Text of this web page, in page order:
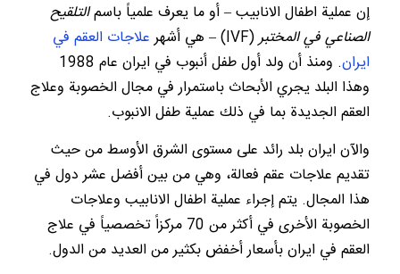
إن عملية اطفال الانابيب – أو ما يعرف علمياً باسمالتلقيح
الصناعي في المختبر(IVF) – هي أشهر
علاجات العقم في
ايران
. ومنذ أن ولد أول طفل أنبوب في ايران عام 1988
وهذا البلد يجري الأبحاث باستمرار في مجال الخصوبة وعلاج
العقم الجديدة بما في ذلك عملية طفل الانبوب.
والآن ايران بلد رائد على مستوى الشرق الأوسط من حيث
تقديم علاجات عقم فعالة، وهي من بين أفضل عشر دول في
هذا المجال. يتم إجراء عملية اطفال الانابيب وعلاجات
الخصوبة الأخرى في أكثر من 70 مركزاً تخصصياً في علاج
العقم في ايران بأسعار أخفض بكثير من العديد من الدول.